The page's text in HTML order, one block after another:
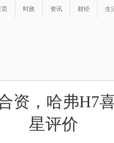
页 时政 资讯 财经 生
资，哈弗H7
星评价